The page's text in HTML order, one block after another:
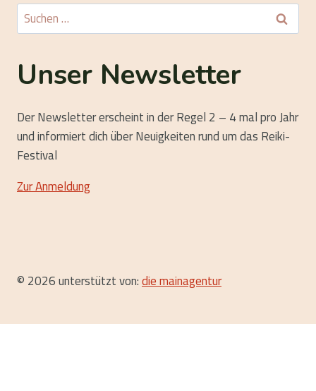
Suchen
nach:
Unser Newsletter
Der Newsletter erscheint in der Regel 2 – 4 mal pro Jahr
und informiert dich über Neuigkeiten rund um das Reiki-
Festival
Zur Anmeldung
© 2026 unterstützt von:die mainagentur